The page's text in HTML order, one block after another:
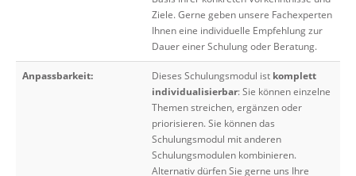
Ziele. Gerne geben unsere Fachexperten
Ihnen eine individuelle Empfehlung zur
Dauer einer Schulung oder Beratung.
Anpassbarkeit: Dieses Schulungsmodul ist komplett
individualisierbar: Sie können einzelne
Themen streichen, ergänzen oder
priorisieren. Sie können das
Schulungsmodul mit anderen
Schulungsmodulen kombinieren.
Alternativ dürfen Sie gerne uns Ihre